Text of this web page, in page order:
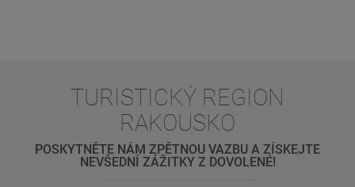
TURISTICKÝ REGION
RAKOUSKO
POSKYTNĚTE NÁM ZPĚTNOU VAZBU A ZÍSKEJTE
NEVŠEDNÍ ZÁŽITKY Z DOVOLENÉ!